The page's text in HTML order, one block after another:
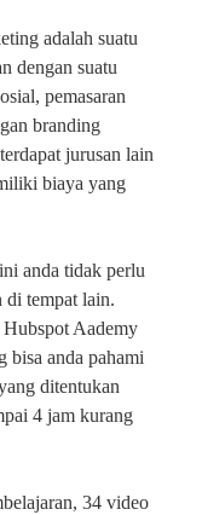
adalah suatu
dengan suatu
pemasaran
branding
jurusan lain
biaya yang
anda tidak perlu
di tempat lain.
Aademy
bisa anda pahami
ditentukan
4 jam kurang
34 video